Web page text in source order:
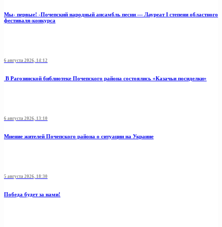
Мы- первые! -Почепский народный ансамбль песни — Лауреат I степени областного
фестиваля-конкурса
6 августа 2026, 14:12
В Рагозинской библиотеке Почепского района состоялись «Казачьи посиделки»
6 августа 2026, 13:10
Мнение жителей Почепского района о ситуации на Украине
5 августа 2026, 18:30
Победа будет за нами!